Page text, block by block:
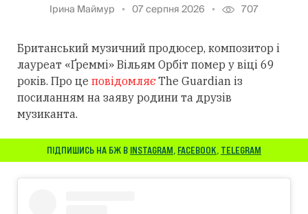
Ірина Маймур 07 серпня 2026 707
Британський музичний продюсер, композитор і
лауреат «Ґреммі» Вільям Орбіт помер у віці 69
років. Про це повідомляєThe Guardian із
посиланням на заяву родини та друзів
музиканта.
ПІДПИШИСЬ НА БЖ В INSTAGRAM, FACEBOOK, TELEGRAM